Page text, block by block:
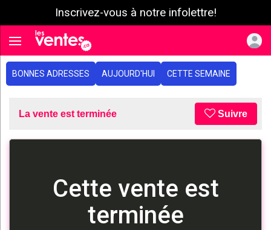
Inscrivez-vous à notre infolettre!
Toggle navigation
BONNES ADRESSES AUJOURD'HUI CETTE SEMAINE
La vente est terminée Suivre
Cette vente est
terminée